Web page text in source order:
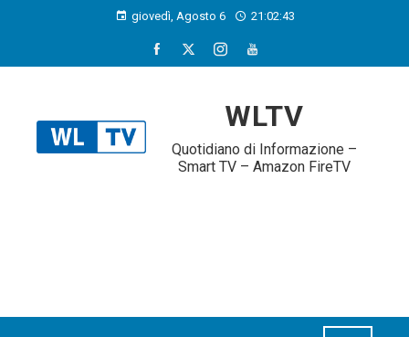
giovedì, Agosto 6 21:02:44
WLTV
Quotidiano di Informazione –
Smart TV – Amazon FireTV